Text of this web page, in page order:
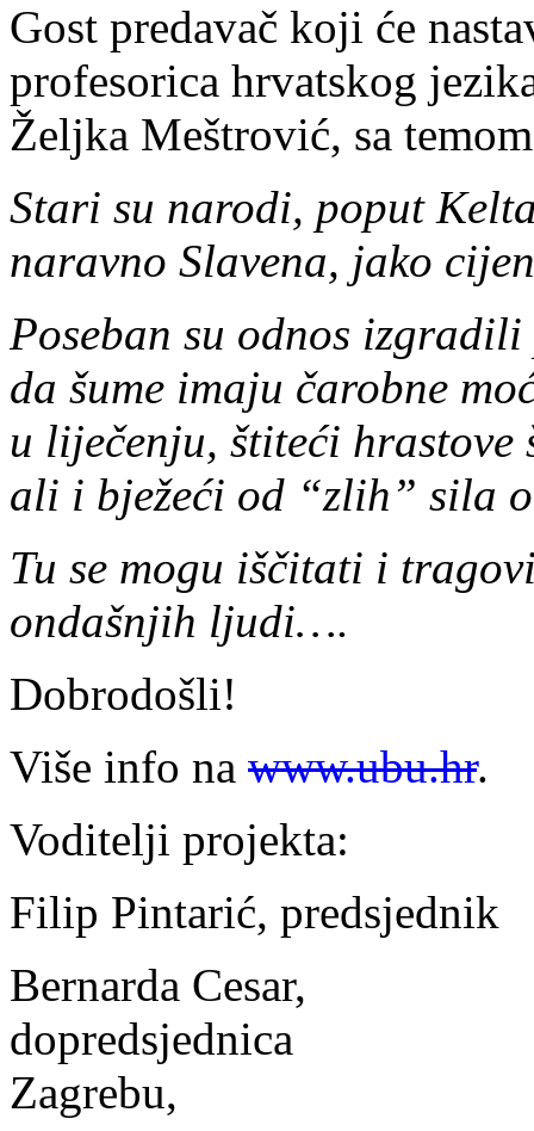
Gost predavač koji će
profesorica hrvatskog
Željka Meštrović, sa
Stari su narodi, poput
naravno Slavena, jako
Poseban su odnos
da šume imaju čarobne
u liječenju, štiteći hrastove
ali i bježeći od “zlih” sila
Tu se mogu iščitati i
ondašnjih ljudi….
Dobrodošli!
Više info na www.ubu.hr.
Voditelji projekta:
Filip Pintarić, predsjednik
Bernarda Cesar,
Zagrebu,